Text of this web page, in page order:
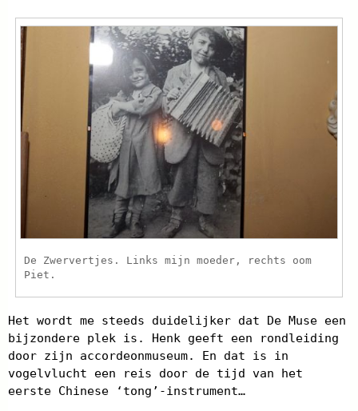
De Zwervertjes. Links mijn moeder, rechts oom
Piet.
Het wordt me steeds duidelijker dat De Muse een
bijzondere plek is. Henk geeft een rondleiding
door zijn accordeonmuseum. En dat is in
vogelvlucht een reis door de tijd van het
eerste Chinese ‘tong’-instrument…